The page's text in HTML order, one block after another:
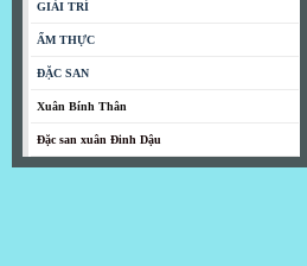
GIẢI TRÍ
ẨM THỰC
ĐẶC SAN
Xuân Bính Thân
Đặc san xuân Đinh Dậu